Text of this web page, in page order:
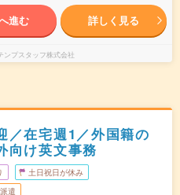
進む 詳しく見る
ンプスタッフ株式会社
／在宅週1／外国籍の
向け英文事務
土日祝日が休み
派遣